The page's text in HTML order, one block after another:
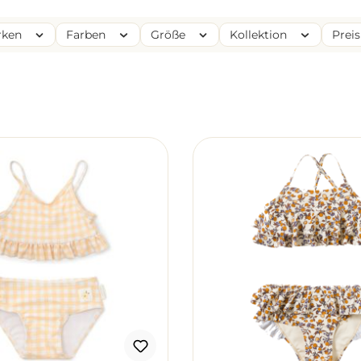
Farben Größe Kollektion